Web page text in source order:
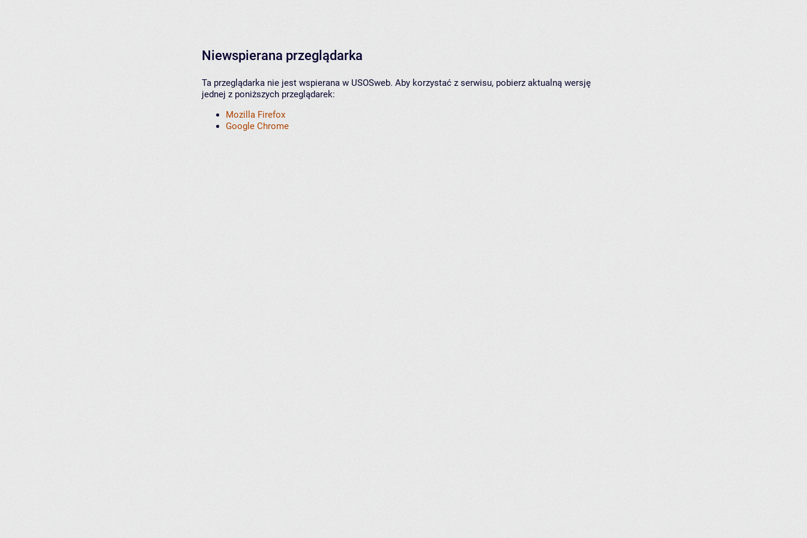
Niewspierana przeglądarka
Ta przeglądarka nie jest wspierana w USOSweb. Aby korzystać z serwisu, pobierz aktualną wersję
jednej z poniższych przeglądarek:
Mozilla Firefox
Google Chrome